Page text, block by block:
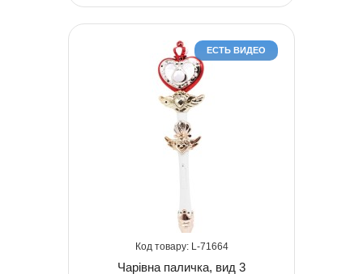
ЕСТЬ ВИДЕО
71664
Чарівна паличка, вид 3